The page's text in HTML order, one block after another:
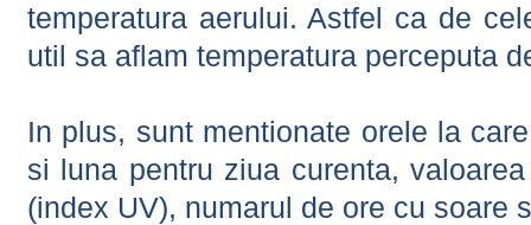
temperatura aerului. Astfel ca de
util sa aflam temperatura perceputa
In plus, sunt mentionate orele la
si luna pentru ziua curenta,
(index UV), numarul de ore cu soare